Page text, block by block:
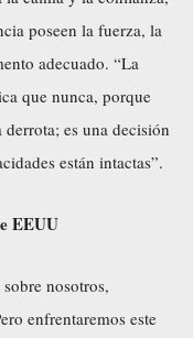
poseen la fuerza, la
adecuado. “La
que nunca, porque
derrota; es una decisión
están intactas”.
EEUU
nosotros,
enfrentaremos este